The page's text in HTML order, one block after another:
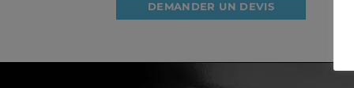
DEMANDER UN DEVIS